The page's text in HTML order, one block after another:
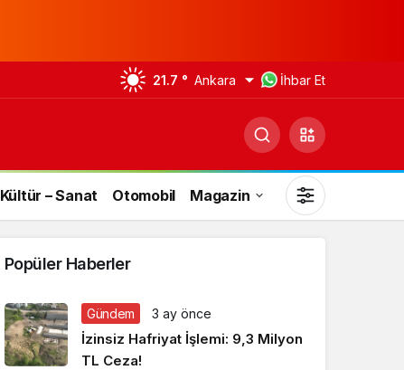
21.7 ° Ankara İhbar Et
Kültür – Sanat Otomobil Magazin
Gündüz Modu
Gündüz modunu seçin.
Popüler Haberler
Gündem 3 ay önce
İzinsiz Hafriyat İşlemi: 9,3 Milyon
TL Ceza!